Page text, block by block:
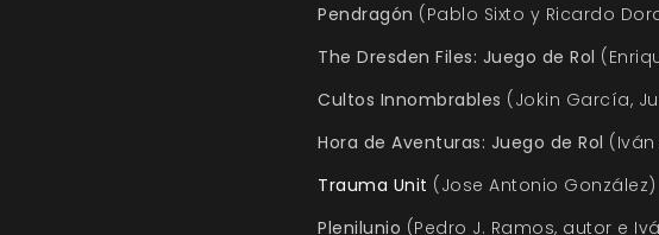
Pendragón (Pablo Sixto y Ricardo
The Dresden Files: Juego de Rol
Cultos Innombrables (Jokin García,
Hora de Aventuras: Juego de Rol
Trauma Unit (Jose Antonio González)
Plenilunio (Pedro J. Ramos, autor e